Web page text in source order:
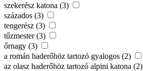
szekerész katona (3)
százados (3)
tengerész (3)
tűzmester (3)
őrnagy (3)
a román haderőhöz tartozó gyalogos (2)
az olasz haderőhöz tartozó alpini katona (2)